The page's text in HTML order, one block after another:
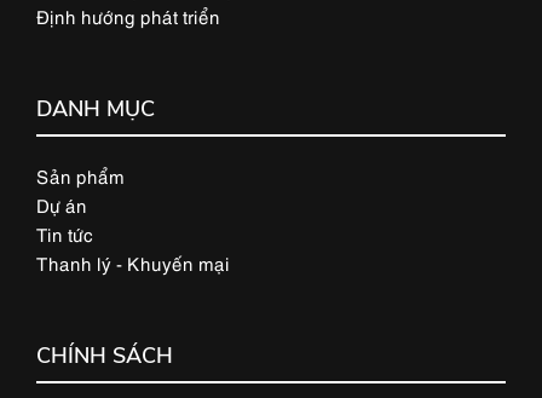
Định hướng phát triển
DANH MỤC
Sản phẩm
Dự án
Tin tức
Thanh lý - Khuyến mại
CHÍNH SÁCH